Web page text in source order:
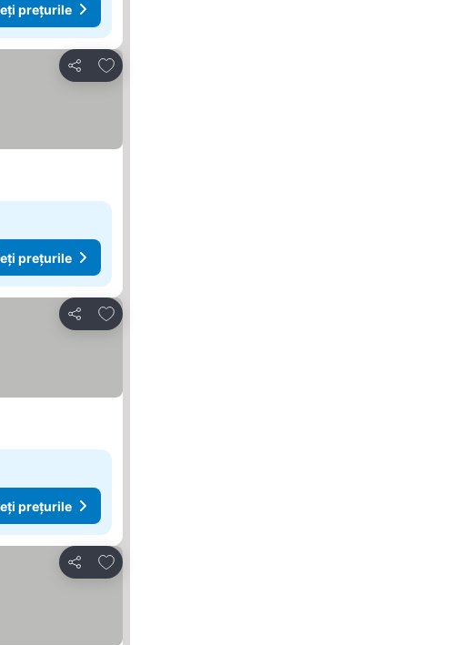
prețurile
Distribuiți
Adăugaţi la favorite
prețurile
Distribuiți
Adăugaţi la favorite
prețurile
Distribuiți
Adăugaţi la favorite